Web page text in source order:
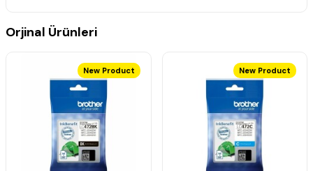
Teknik Özellikler
Ürün Tipi: Orijinal Mürekkep Kartuşu
Renk: Mavi (Cyan)
Kapasite: Yüksek Kapasiteli (XL)
Baskı Teknolojisi: Inkjet (Mürekkep Püskürtmeli)
Brother tarafından üretilmiş orijinal sarf malzemesidir.
Brother mürekkep püskürtmeli yazıcılarla tam uyumludur.
Canlı ve doğru renk üretimi sağlar.
Dengeli mürekkep akışı sunar.
Kolay montaj ve güvenli kullanım sağlar.
Orjinal Ürünleri
New Product New Product